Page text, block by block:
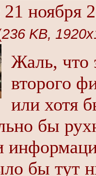
ноября
236 KB,
Жаль, что
второго
или хотя
бы
бы тут